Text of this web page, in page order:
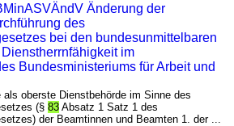
Änderung der
des
bei den bundesunmittelbaren
im
Bundesministeriums für Arbeit und
als oberste Dienstbehörde im Sinne des
(§83 Absatz 1 Satz 1 des
der Beamtinnen und Beamten 1. der ...